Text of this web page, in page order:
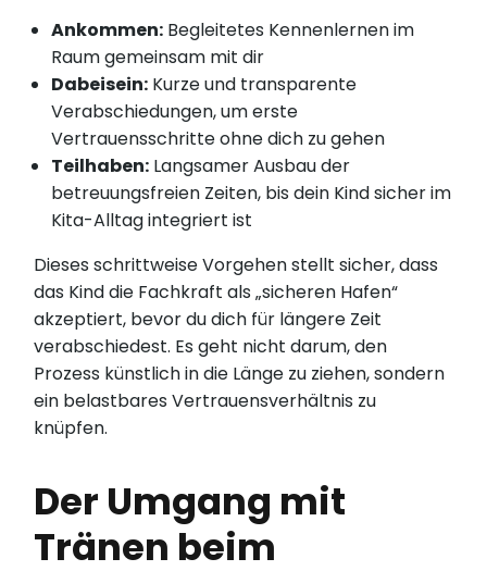
Ankommen: Begleitetes Kennenlernen im
Raum gemeinsam mit dir
Dabeisein: Kurze und transparente
Verabschiedungen, um erste
Vertrauensschritte ohne dich zu gehen
Teilhaben: Langsamer Ausbau der
betreuungsfreien Zeiten, bis dein Kind sicher im
Kita-Alltag integriert ist
Dieses schrittweise Vorgehen stellt sicher, dass
das Kind die Fachkraft als „sicheren Hafen“
akzeptiert, bevor du dich für längere Zeit
verabschiedest. Es geht nicht darum, den
Prozess künstlich in die Länge zu ziehen, sondern
ein belastbares Vertrauensverhältnis zu
knüpfen.
Der Umgang mit
Tränen beim